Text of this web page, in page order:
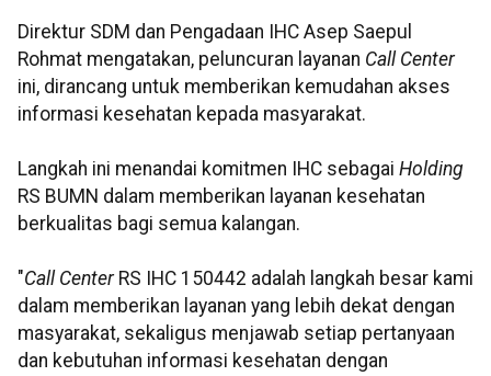
Direktur SDM dan Pengadaan IHC Asep Saepul
Rohmat mengatakan, peluncuran layanan Call Center
ini, dirancang untuk memberikan kemudahan akses
informasi kesehatan kepada masyarakat.
Langkah ini menandai komitmen IHC sebagai Holding
RS BUMN dalam memberikan layanan kesehatan
berkualitas bagi semua kalangan.
"Call CenterRS IHC 150442 adalah langkah besar kami
dalam memberikan layanan yang lebih dekat dengan
masyarakat, sekaligus menjawab setiap pertanyaan
dan kebutuhan informasi kesehatan dengan